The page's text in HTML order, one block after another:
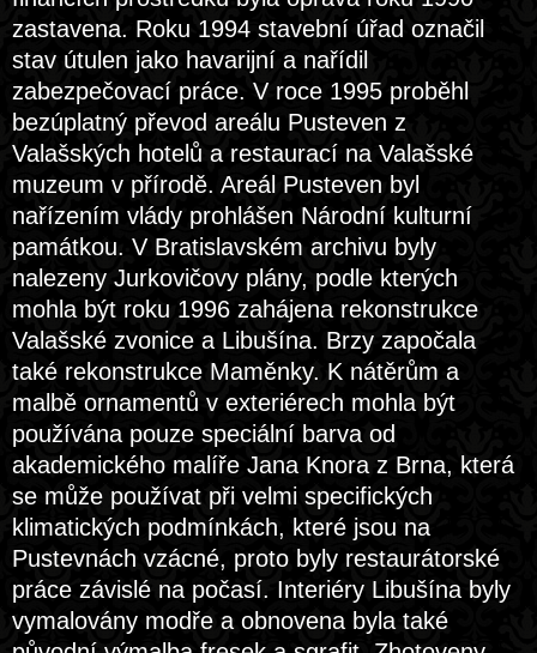
zastavena. Roku 1994 stavební úřad označil
stav útulen jako havarijní a nařídil
zabezpečovací práce. V roce 1995 proběhl
bezúplatný převod areálu Pusteven z
Valašských hotelů a restaurací na Valašské
muzeum v přírodě. Areál Pusteven byl
nařízením vlády prohlášen Národní kulturní
památkou. V Bratislavském archivu byly
nalezeny Jurkovičovy plány, podle kterých
mohla být roku 1996 zahájena rekonstrukce
Valašské zvonice a Libušína. Brzy započala
také rekonstrukce Maměnky. K nátěrům a
malbě ornamentů v exteriérech mohla být
používána pouze speciální barva od
akademického malíře Jana Knora z Brna, která
se může používat při velmi specifických
klimatických podmínkách, které jsou na
Pustevnách vzácné, proto byly restaurátorské
práce závislé na počasí. Interiéry Libušína byly
vymalovány modře a obnovena byla také